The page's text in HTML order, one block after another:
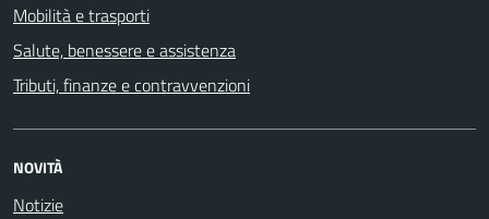
Mobilità e trasporti
Salute, benessere e assistenza
Tributi, finanze e contravvenzioni
NOVITÀ
Notizie